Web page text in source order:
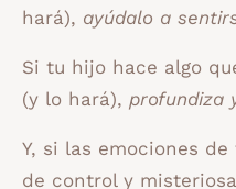
hará), ayúdalo a
Si tu hijo hace algo
(y lo hará), profundiza
Y, si las emociones
de control y